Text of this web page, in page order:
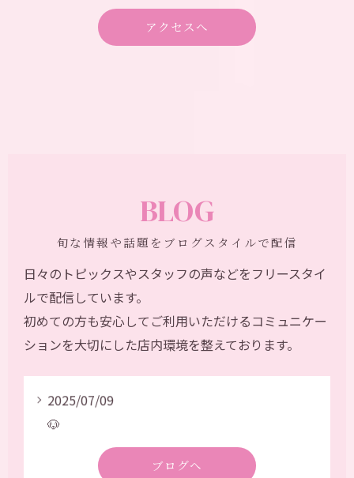
アクセスへ
旬な情報や話題をブログスタイルで配信
BLOG
日々のトピックスやスタッフの声などをフリースタイ
ルで配信しています。
初めての方も安心してご利用いただけるコミュニケー
ションを大切にした店内環境を整えております。
🌷
2025/07/24
⋆꙳𝜗𝜚꙳.*‬
2025/07/24
⋆꙳𝜗𝜚꙳.*‬
2025/07/09
🐶
2025/07/01
ブログへ